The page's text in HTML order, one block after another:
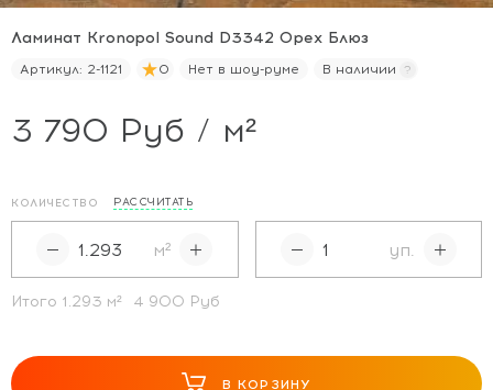
Ламинат Kronopol Sound D3342 Орех Блюз
Артикул: 2-1121 0 Нет в шоу-руме В наличии
3 790 Руб / м²
КОЛИЧЕСТВО РАССЧИТАТЬ
м² уп.
Итого 1.293 м² 4 900 Руб
В КОРЗИНУ